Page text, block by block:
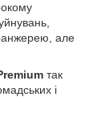
але
так
і